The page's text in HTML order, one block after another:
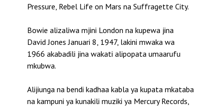
Pressure, Rebel Life on Mars na Suffragette City.
Bowie alizaliwa mjini London na kupewa jina
David Jones Januari 8, 1947, lakini mwaka wa
1966 akabadili jina wakati alipopata umaarufu
mkubwa.
Alijiunga na bendi kadhaa kabla ya kupata mkataba
na kampuni ya kunakili muziki ya Mercury Records,